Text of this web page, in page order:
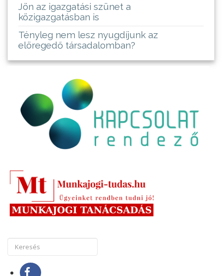
Jön az igazgatási szünet a
közigazgatásban is
Tényleg nem lesz nyugdíjunk az
elöregedő társadalomban?